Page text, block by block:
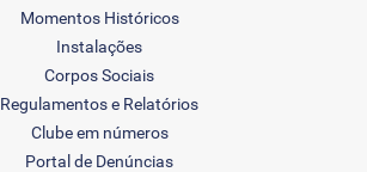
Momentos Históricos
Instalações
Corpos Sociais
Regulamentos e Relatórios
Clube em números
Portal de Denúncias